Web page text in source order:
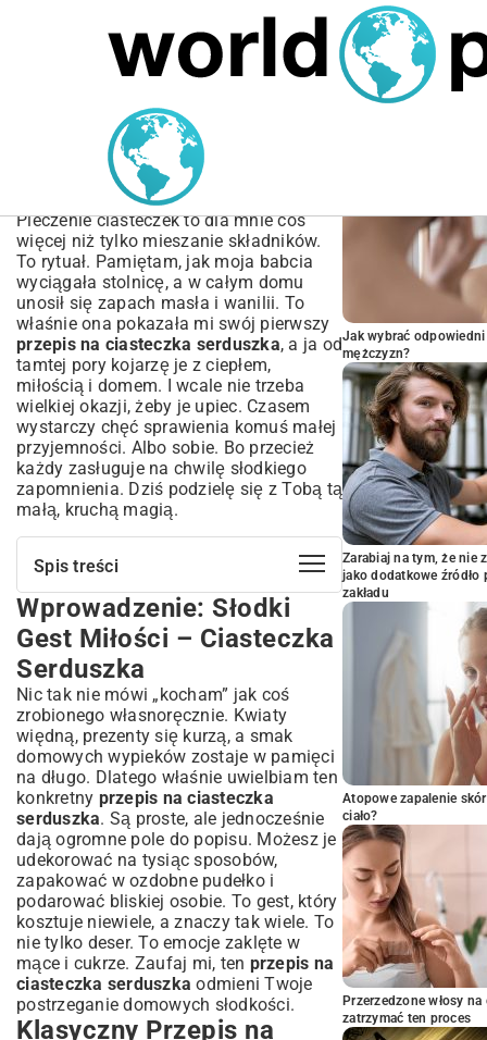
MARIUSZ ŁAMAGA 05.10.2025
Przepis na Ciasteczka
Serduszka – Kruche i
Maślane | Wypieki
Pieczenie ciasteczek to dla mnie coś
więcej niż tylko mieszanie składników.
To rytuał. Pamiętam, jak moja babcia
wyciągała stolnicę, a w całym domu
unosił się zapach masła i wanilii. To
właśnie ona pokazała mi swój pierwszy
przepis na ciasteczka serduszka, a ja od
tamtej pory kojarzę je z ciepłem,
miłością i domem. I wcale nie trzeba
wielkiej okazji, żeby je upiec. Czasem
wystarczy chęć sprawienia komuś małej
przyjemności. Albo sobie. Bo przecież
każdy zasługuje na chwilę słodkiego
zapomnienia. Dziś podzielę się z Tobą tą
małą, kruchą magią.
Spis treści
Wprowadzenie: Słodki Gest Miłości –
Ciasteczka Serduszka
Klasyczny Przepis na Kruche Ciasteczka
Serduszka
Składniki na Idealne Ciasteczka Serduszka
Krok po Kroku: Jak Przygotować Ciasto na
Serduszka
Wskazówki dotyczące Pieczenia: Złociste i
Chrupiące
Pomysły na Dekorację Ciasteczek
Serduszek
Lukier Królewski i Jadalne Perełki
Polewy Czekoladowe i Kolorowe Posypki
Malowanie Ciasteczek: Kreatywne
Inspiracje
Wariacje Przepisu: Ciasteczka
Serduszka na Każdą Okazję
Ciasteczka Serduszka z Dżemem – Słodka
Niespodzianka
Wprowadzenie: Słodki
Gest Miłości – Ciasteczka
Serduszka
Nic tak nie mówi „kocham” jak coś
zrobionego własnoręcznie. Kwiaty
więdną, prezenty się kurzą, a smak
domowych wypieków zostaje w pamięci
na długo. Dlatego właśnie uwielbiam ten
konkretny przepis na ciasteczka
serduszka. Są proste, ale jednocześnie
dają ogromne pole do popisu. Możesz je
udekorować na tysiąc sposobów,
zapakować w ozdobne pudełko i
podarować bliskiej osobie. To gest, który
kosztuje niewiele, a znaczy tak wiele. To
nie tylko deser. To emocje zaklęte w
mące i cukrze. Zaufaj mi, ten przepis na
ciasteczka serduszka odmieni Twoje
postrzeganie domowych słodkości.
Klasyczny Przepis na
Jak wybrać
mężczyzn?
Zarabiaj na tym, że nie
jako dodatkowe
zakładu
Atopowe zapalenie
ciało?
Przerzedzone włosy
zatrzymać ten proces